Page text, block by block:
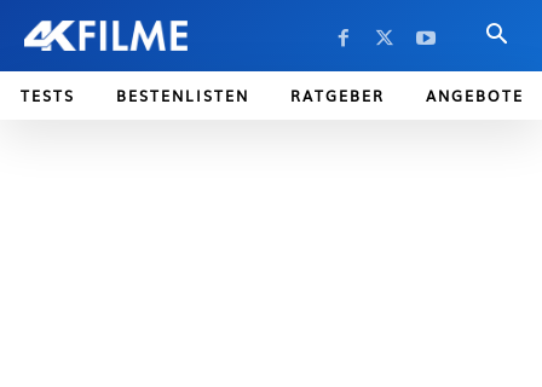
TESTS BESTENLISTEN RATGEBER ANGEBOTE